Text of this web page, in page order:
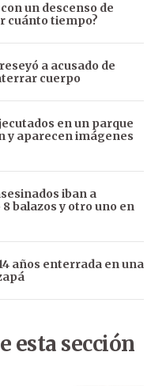
un descenso de
cuánto tiempo?
a acusado de
cuerpo
en un parque
y aparecen imágenes
iban a
balazos y otro uno en
años enterrada en una
esta sección